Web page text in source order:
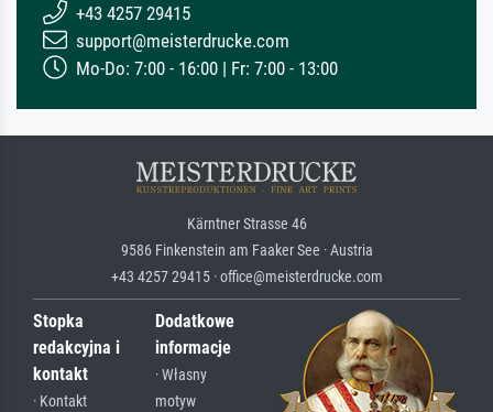
+43 4257 29415
support@meisterdrucke.com
Mo-Do: 7:00 - 16:00 | Fr: 7:00 - 13:00
Kärntner Strasse 46
9586 Finkenstein am Faaker See · Austria
+43 4257 29415 · office@meisterdrucke.com
Stopka
redakcyjna i
kontakt
· Kontakt
Dodatkowe
informacje
· Własny
motyw